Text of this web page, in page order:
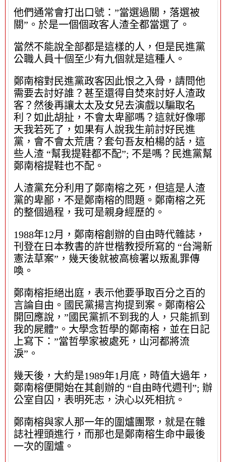
他們通常會打出口號：”當選過關，落選被
關”。於是一個個政客人渣全都當選了。
當然不能說全部都是這樣的人，但是民進黨
公職人員十個至少有九個就是這種人。
鄭南榕對民進黨政客因此恨之入骨，請問他
需要去討好誰？甚至還得自焚來討好人渣政
客？然後再讓太太及女兒去演戲以騙取名
利？如此胡扯，不會太卑鄙嗎？這就好像哪
天我若死了，如果有人說我生前討好民進
黨，會不會太荒唐？套句吾友柏楊的話，這
些人渣 “幫我提鞋都不配”; 不是嗎？民進黨幫
鄭南榕提鞋也不配。
人渣黨充分利用了鄭南榕之死，但這是人渣
黨的卑鄙，不是鄭南榕的問題。鄭南榕之死
的整個過程，我可是親身經歷的。
1988年12月，鄭南榕創辦的自由時代雜誌，
刊登在日本教書的許世楷教授所寫的 “台灣新
憲法草案”，幾天後就被高檢署以叛亂罪傳
喚。
鄭南榕拒絕出庭，表示他要爭取百分之百的
言論自由。國民黨揚言拘提到案。鄭南榕公
開回應說，”國民黨抓不到我的人，只能抓到
我的屍體”。大學念哲學的鄭南榕，並在日記
上寫下：”當哲學家被處死，山河都將流
淚”。
幾天後，大約是1989年1月底，時值大過年，
鄭南榕便開始在其創辦的 “自由時代週刊”; 辦
公室自囚，表明死志，決心以死相抗。
鄭南榕與家人那一年的圍爐團聚，就是在雜
誌社裡頭進行，而那也是鄭南榕生命中最後
一次的圍爐。